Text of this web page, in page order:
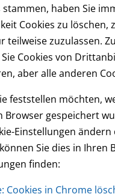
stammen, haben Sie
Cookies zu löschen,
teilweise zuzulassen.
Cookies von
aber alle anderen
feststellen möchten,
Browser gespeichert
Einstellungen
Sie dies in Ihren
finden:
Cookies in Chrome